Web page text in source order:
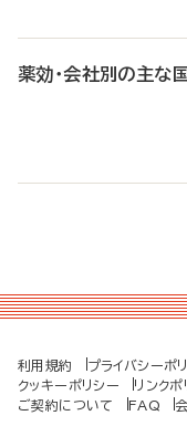
薬効・会社別の主な
利用規約 プライバシーポ
クッキーポリシー
リンクポ
ご契約について
FAQ